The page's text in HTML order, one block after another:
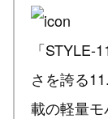
「STYLE-
さを誇る
載の軽量モ